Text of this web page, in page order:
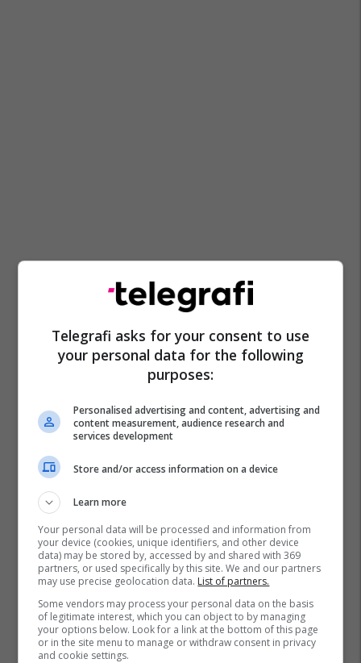
Viscionace Plus Bipharm
Betakaroteni
Omega 3
Viscionace
Telegrafi asks for your consent to use
your personal data for the following
purposes:
Personalised advertising and content, advertising and
content measurement, audience research and
services development
Store and/or access information on a device
Learn more
Your personal data will be processed and information from
your device (cookies, unique identifiers, and other device
data) may be stored by, accessed by and shared with 369
partners, or used specifically by this site. We and our partners
may use precise geolocation data. List of partners.
Some vendors may process your personal data on the basis
of legitimate interest, which you can object to by managing
your options below. Look for a link at the bottom of this page
or in the site menu to manage or withdraw consent in privacy
and cookie settings.